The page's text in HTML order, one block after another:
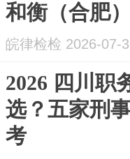
和衡（合肥
先民刑事辩
皖律检检 2026-07-
2026 四川职
选？五家刑
考